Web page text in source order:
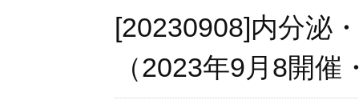
[20230908]内分泌
（2023年9月8開